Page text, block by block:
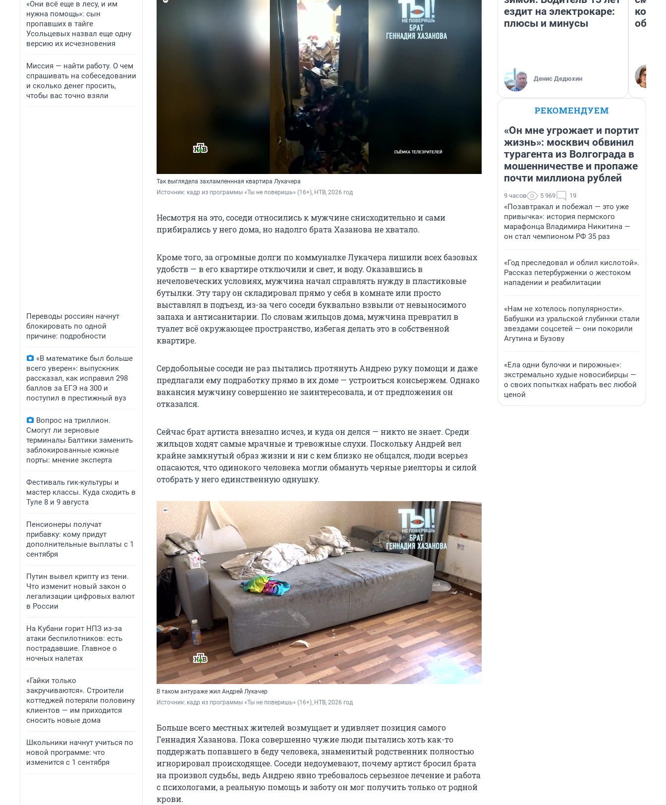
«Они всё еще в лесу, и им
нужна помощь»: сын
пропавших в тайге
Усольцевых назвал еще одну
версию их исчезновения
Миссия — найти работу. О чем
спрашивать на собеседовании
и сколько денег просить,
чтобы вас точно взяли
Переводы россиян начнут
блокировать по одной
причине: подробности
«В математике был больше
всего уверен»: выпускник
рассказал, как исправил 298
баллов за ЕГЭ на 300 и
поступил в престижный вуз
Вопрос на триллион.
Смогут ли зерновые
терминалы Балтики заменить
заблокированные южные
порты: мнение эксперта
Фестиваль гик-культуры и
мастер классы. Куда сходить в
Туле 8 и 9 августа
Пенсионеры получат
прибавку: кому придут
дополнительные выплаты с 1
сентября
Путин вывел крипту из тени.
Что изменит новый закон о
легализации цифровых валют
в России
На Кубани горит НПЗ из-за
атаки беспилотников: есть
пострадавшие. Главное о
ночных налетах
«Гайки только
закручиваются». Строители
коттеджей потеряли половину
клиентов — им приходится
сносить новые дома
Школьники начнут учиться по
новой программе: что
изменится с 1 сентября
Так выглядела захламленнная квартира Лукачера
Источник: кадр из программы «Ты не поверишь» (16+), НТВ, 2026 год
Несмотря на это, соседи относились к мужчине снисходительно и сами
прибирались у него дома, но надолго брата Хазанова не хватало.
Кроме того, за огромные долги по коммуналке Лукачера лишили всех базовых
удобств — в его квартире отключили и свет, и воду. Оказавшись в
нечеловеческих условиях, мужчина начал справлять нужду в пластиковые
бутылки. Эту тару он складировал прямо у себя в комнате или просто
выставлял в подъезд, из-за чего соседи буквально взвыли от невыносимого
запаха и антисанитарии. По словам жильцов дома, мужчина превратил в
туалет всё окружающее пространство, избегая делать это в собственной
квартире.
Сердобольные соседи не раз пытались протянуть Андрею руку помощи и даже
предлагали ему подработку прямо в их доме — устроиться консьержем. Однако
вакансия мужчину совершенно не заинтересовала, и от предложения он
отказался.
Сейчас брат артиста внезапно исчез, и куда он делся — никто не знает. Среди
жильцов ходят самые мрачные и тревожные слухи. Поскольку Андрей вел
крайне замкнутый образ жизни и ни с кем близко не общался, люди всерьез
опасаются, что одинокого человека могли обмануть черные риелторы и силой
отобрать у него единственную однушку.
В таком антураже жил Андрей Лукачер
Источник: кадр из программы «Ты не поверишь» (16+), НТВ, 2026 год
Больше всего местных жителей возмущает и удивляет позиция самого
Геннадия Хазанова. Пока совершенно чужие люди пытались хоть как-то
поддержать попавшего в беду человека, знаменитый родственник полностью
игнорировал происходящее. Соседи недоумевают, почему артист бросил брата
на произвол судьбы, ведь Андрею явно требовалось серьезное лечение и работа
с психологами, а реальную помощь и заботу он мог получить только от родной
крови.
ездит на электрокаре:
плюсы и минусы
Денис Дедюхин
РЕКОМЕНДУЕМ
«Он мне угрожает и портит
жизнь»: москвич обвинил
турагента из Волгограда в
мошенничестве и пропаже
почти миллиона рублей
9 часов 5 969 19
«Позавтракал и побежал — это уже
привычка»: история пермского
марафонца Владимира Никитина —
он стал чемпионом РФ 35 раз
«Год преследовал и облил кислотой».
Рассказ петербурженки о жестоком
нападении и реабилитации
«Нам не хотелось популярности».
Бабушки из уральской глубинки стали
звездами соцсетей — они покорили
Агутина и Бузову
«Ела одни булочки и пирожные»:
экстремально худые новосибирцы —
о своих попытках набрать вес любой
ценой